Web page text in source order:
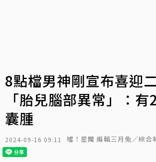
8點檔男神剛宣布喜迎
「胎兒腦部異常」：
囊腫
2024-09-16 09:11 噓！星聞 編輯三月兔／綜合